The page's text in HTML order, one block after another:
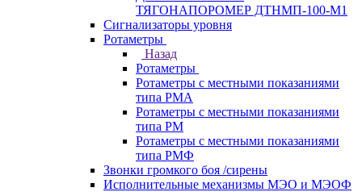
ТЯГОНАПОРОМЕР ДТНМП-100-М1
Сигнализаторы уровня
Ротаметры
Назад
Ротаметры
Ротаметры с местными показаниями
типа РМА
Ротаметры с местными показаниями
типа РМ
Ротаметры с местными показаниями
типа РМФ
Звонки громкого боя /сирены
Исполнительные механизмы МЭО и МЭОФ